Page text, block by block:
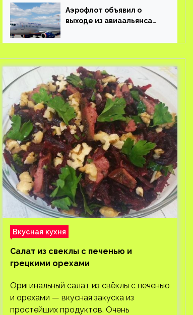
Аэрофлот объявил о
выходе из авиаальянса
Вкусная кухня
Салат из свеклы с печенью и
грецкими орехами
Оригинальный салат из свёклы с печенью
и орехами — вкусная закуска из
простейших продуктов. Очень